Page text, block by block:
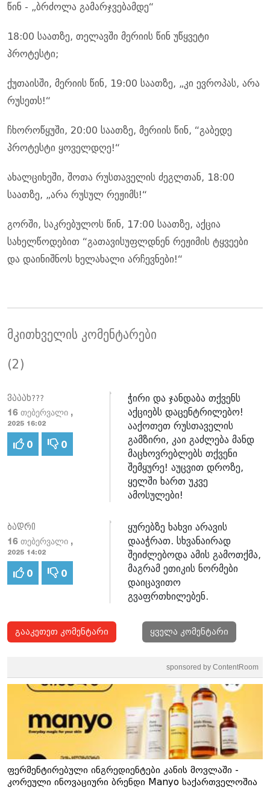
წინ - „ბრძოლა გამარჯვებამდე“
18:00 საათზე, თელავში მერიის წინ უწყვეტი
პროტესტი;
ქუთაისში, მერიის წინ, 19:00 საათზე, „კი ევროპას, არა
რუსეთს!“
ჩხოროწყუში, 20:00 საათზე, მერიის წინ, “გაბედე
პროტესტი ყოველდღე!“
ახალციხეში, შოთა რუსთაველის ძეგლთან, 18:00
საათზე, „არა რუსულ რეჟიმს!“
გორში, საკრებულოს წინ, 17:00 საათზე, აქცია
სახელწოდებით “გათავისუფლდნენ რეჟიმის ტყვეები
და დაინიშნოს ხელახალი არჩევნები!“
მკითხველის კომენტარები
(2)
ვააახ???
16 თებერვალი ,
2025 16:02
0 0
ჭირი და ჯანდაბა თქვენს
აქციებს დაცენტრილებო!
ააქოთეთ რუსთაველის
გამზირი, კაი გაძლება მანდ
მაცხოვრებლებს თქვენი
შემყურე! აუცვით დროზე,
ყელში ხართ უკვე
ამოსულები!
ბადრი
16 თებერვალი ,
2025 14:02
0 0
ყურებზე ხახვი არავის
დააჭრათ. სხვანაირად
შეიძლებოდა ამის გამოთქმა,
მაგრამ ეთიკის ნორმები
დაიცავითო
გვაფრთხილებენ.
გააკეთეთ კომენტარი ყველა კომენტარი
sponsored by ContentRoom
ფერმენტირებული ინგრედიენტები კანის მოვლაში -
კორეული ინოვაციური ბრენდი Manyo საქართველოშია